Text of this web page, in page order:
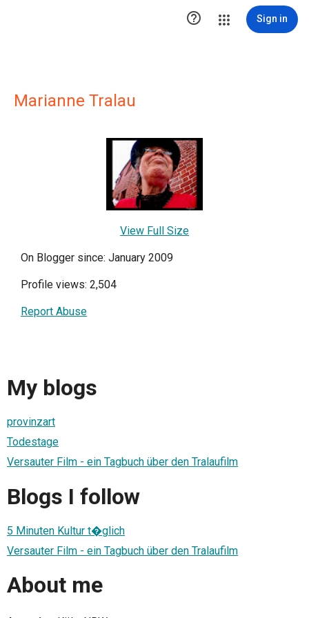
 Sign in
Marianne Tralau
View Full Size
On Blogger since: January 2009
Profile views: 2,504
Report Abuse
My blogs
provinzart
Todestage
Versauter Film - ein Tagbuch über den Tralaufilm
Blogs I follow
5 Minuten Kultur t�glich
Versauter Film - ein Tagbuch über den Tralaufilm
About me